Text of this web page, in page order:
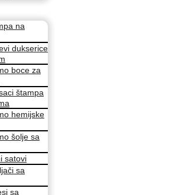
na
dukserice
boce za
štampa
hemijske
šolje sa
satovi
sa
sa